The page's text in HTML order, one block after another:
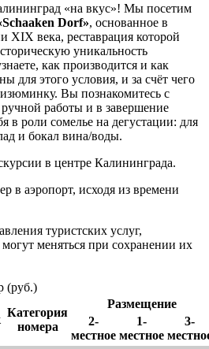
«на вкус»! Мы посетим
Dorf», основанное в
XIX века, реставрация которой
уникальность
как производится и как
для этого условия, и за счёт чего
Вы познакомитесь с
работы и в завершение
в роли сомелье на дегустации: для
и бокал вина/воды.
в центре Калининграда.
в аэропорт, исходя из времени
туристских услуг,
меняться при сохранении их
(руб.)
Категория
номера
Размещение
2-
местное
1-
местное
3-